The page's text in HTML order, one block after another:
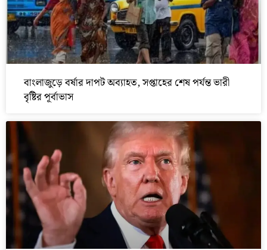
বাংলাজুড়ে বর্ষার দাপট অব্যাহত, সপ্তাহের শেষ পর্যন্ত ভারী
বৃষ্টির পূর্বাভাস